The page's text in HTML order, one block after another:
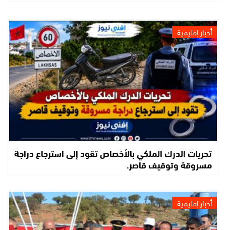
أخبار إقليمية
تحريات الدرك الملكي بالأخصاص تقود إلى استرجاع دراجة
مسروقة وتوقيف قاصر.
أخبار إقليمية